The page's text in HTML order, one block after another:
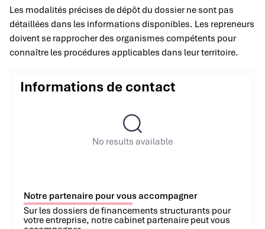
Les modalités précises de dépôt du dossier ne sont pas
détaillées dans les informations disponibles. Les repreneurs
doivent se rapprocher des organismes compétents pour
connaître les procédures applicables dans leur territoire.
Informations de contact
No results available
Notre partenaire pour vous accompagner
Sur les dossiers de financements structurants pour
votre entreprise, notre cabinet partenaire peut vous